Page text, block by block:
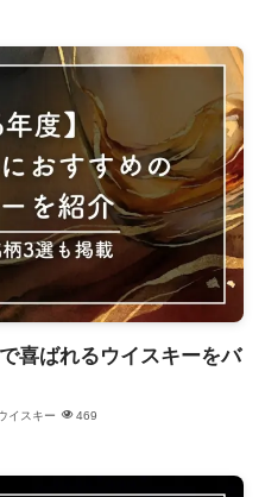
喜ばれるウイスキーをバ
イスキー 469